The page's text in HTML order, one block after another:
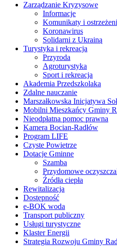
Zarządzanie Kryzysowe
Informacje
Komunikaty i
Koronawirus
Solidarni z Ukrainą
Turystyka i rekreacja
Przyroda
Agroturystyka
Sport i rekreacja
Akademia Przedszkolaka
Zdalne nauczanie
Marszałkowska Inicjatywa
Mobilni Mieszkańcy Gminy
Nieodpłatna pomoc prawna
Kamera Bocian-Radłów
Program LIFE
Czyste Powietrze
Dotacje Gminne
Szamba
Przydomowe
Źródła ciepła
Rewitalizacja
Dostępność
e-BOK woda
Transport publiczny
Usługi turystyczne
Klaster Energii
Strategia Rozwoju Gminy